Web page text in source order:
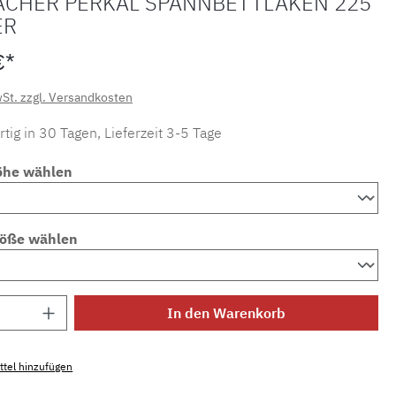
zzgl. Versandkosten
in 30 Tagen, Lieferzeit 3-5 Tage
wählen
wählen
Anzahl: Gib den gewünschten Wert ein
In den Warenkorb
hinzufügen